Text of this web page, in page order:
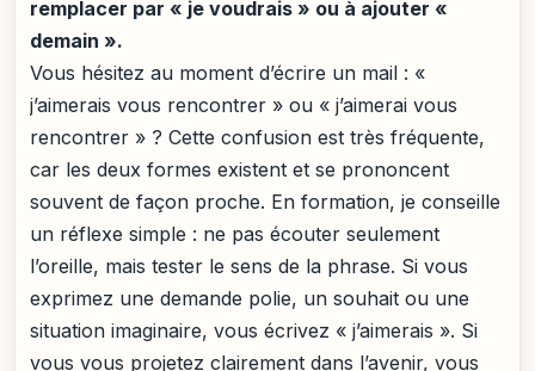
remplacer par « je voudrais » ou à ajouter «
demain ».
Vous hésitez au moment d’écrire un mail : «
j’aimerais vous rencontrer » ou « j’aimerai vous
rencontrer » ? Cette confusion est très fréquente,
car les deux formes existent et se prononcent
souvent de façon proche. En formation, je conseille
un réflexe simple : ne pas écouter seulement
l’oreille, mais tester le sens de la phrase. Si vous
exprimez une demande polie, un souhait ou une
situation imaginaire, vous écrivez « j’aimerais ». Si
vous vous projetez clairement dans l’avenir, vous